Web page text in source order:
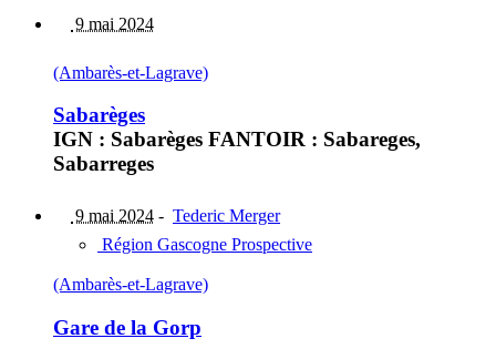
9 mai 2024
(Ambarès-et-Lagrave)
Sabarèges
IGN : Sabarèges FANTOIR : Sabareges,
Sabarreges
9 mai 2024 - Tederic Merger
Région Gascogne Prospective
(Ambarès-et-Lagrave)
Gare de la Gorp